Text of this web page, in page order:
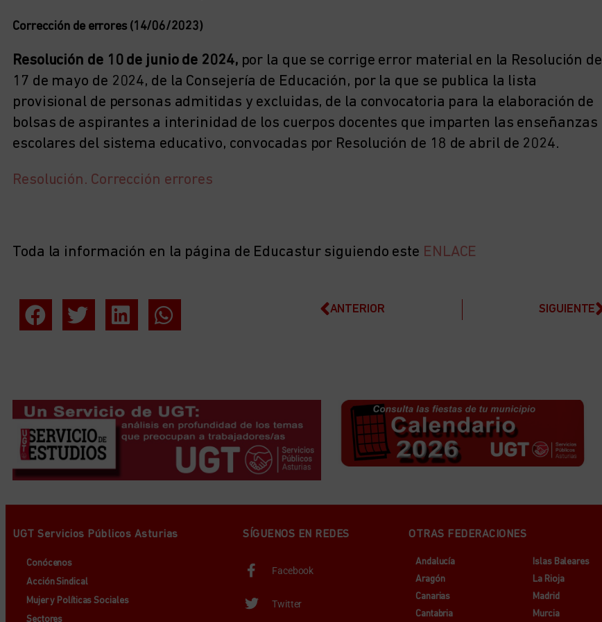
Corrección de errores (14/06/2023)
Resolución de 10 de junio de 2024,por la que se corrige error material en la Resolución de
17 de mayo de 2024, de la Consejería de Educación, por la que se publica la lista
provisional de personas admitidas y excluidas, de la convocatoria para la elaboración de
bolsas de aspirantes a interinidad de los cuerpos docentes que imparten las enseñanzas
escolares del sistema educativo, convocadas por Resolución de 18 de abril de 2024.
Resolución. Corrección errores
Toda la información en la página de Educastur siguiendo este ENLACE
ANTERIOR SIGUIENTE
UGT Servicios Públicos Asturias
Conócenos
Acción Sindical
Mujer y Políticas Sociales
Sectores
SÍGUENOS EN REDES
Facebook
Twitter
OTRAS FEDERACIONES
Andalucía
Aragón
Canarias
Cantabria
Islas Baleares
La Rioja
Madrid
Murcia